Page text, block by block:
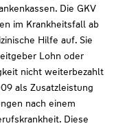
Die GKV
im Krankheitsfall ab
Hilfe auf. Sie
Lohn oder
nicht weiterbezahlt
als Zusatzleistung
nach einem
Diese